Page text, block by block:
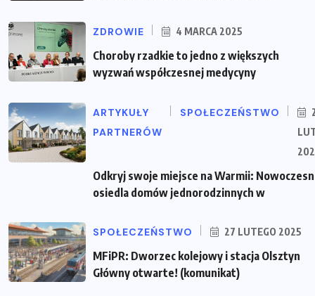
ZDROWIE 4 MARCA 2025
Choroby rzadkie to jedno z większych
wyzwań współczesnej medycyny
ARTYKUŁY
PARTNERÓW
SPOŁECZEŃSTWO
Odkryj swoje miejsce na Warmii:
osiedla domów jednorodzinnych w
SPOŁECZEŃSTWO 27 LUTEGO 2025
MFiPR: Dworzec kolejowy i stacja Olsztyn
Główny otwarte! (komunikat)